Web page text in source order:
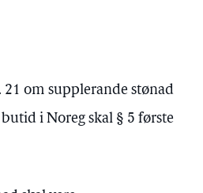
21 om supplerande stønad
i Noreg skal § 5 første